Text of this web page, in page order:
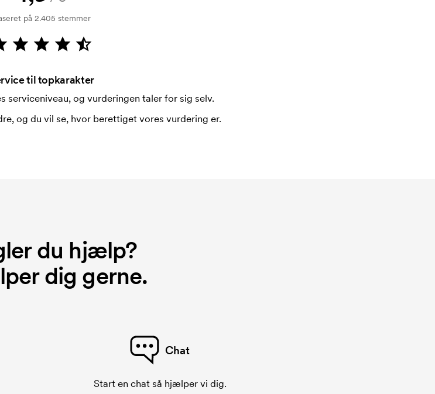
på 2.405 stemmer
til topkarakter
serviceniveau, og vurderingen taler for sig selv.
og du vil se, hvor berettiget vores vurdering er.
du hjælp?
dig gerne.
Chat
Start en chat så hjælper vi dig.